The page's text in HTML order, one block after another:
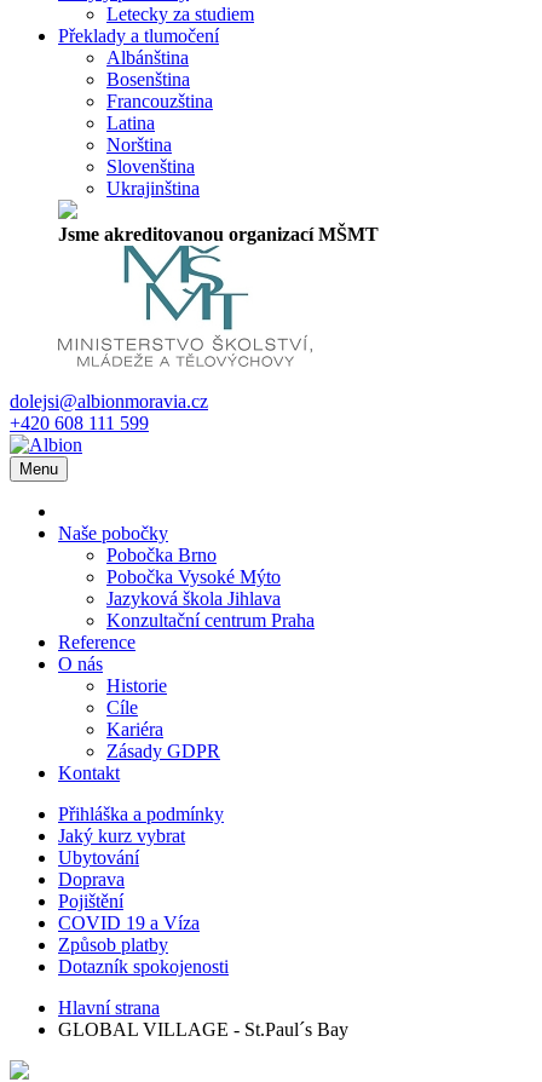
Letecky za studiem
Překlady a tlumočení
Albánština
Bosenština
Francouzština
Latina
Norština
Slovenština
Ukrajinština
Jsme akreditovanou organizací MŠMT
dolejsi@albionmoravia.cz
+420 608 111 599
Menu
Naše pobočky
Pobočka Brno
Pobočka Vysoké Mýto
Jazyková škola Jihlava
Konzultační centrum Praha
Reference
O nás
Historie
Cíle
Kariéra
Zásady GDPR
Kontakt
Přihláška a podmínky
Jaký kurz vybrat
Ubytování
Doprava
Pojištění
COVID 19 a Víza
Způsob platby
Dotazník spokojenosti
Hlavní strana
GLOBAL VILLAGE - St.Paul´s Bay